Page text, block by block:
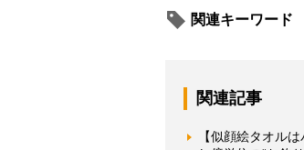
関連キーワード
関連記事
【似顔絵タオル